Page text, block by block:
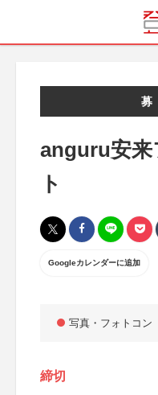
anguru安来
ト
Googleカレンダーに追加
写真・フォトコン
締切